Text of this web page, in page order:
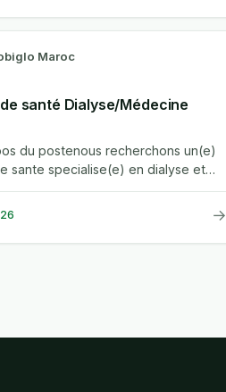
Maroc
santé Dialyse/Médecine
du postenous recherchons un(e)
sante specialise(e) en dialyse et
pour rejoindre la direction...
→